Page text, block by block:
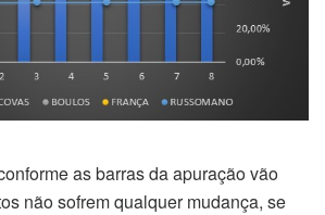
as barras da apuração vão
não sofrem qualquer mudança, se